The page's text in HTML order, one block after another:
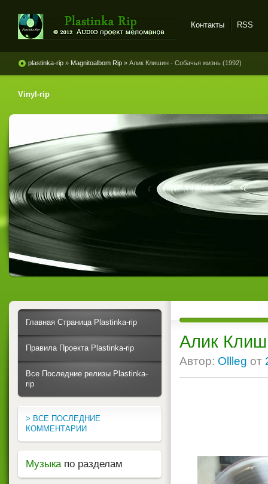
винила и магнитоальбомов
Контакты RSS
plastinka-rip » Magnitoalbom Rip » Алик Клишин - Собачья жизнь (1992)
Vinyl-rip
Алик
Автор: Ollleg от
Главная Страница Plastinka-rip
Правила Проекта Plastinka-rip
Все Последние релизы Plastinka-
rip
> ВСЕ ПОСЛЕДНИЕ
КОММЕНТАРИИ
Музыка по разделам